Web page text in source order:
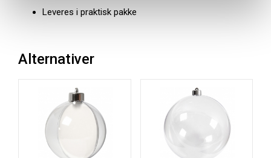
Leveres i praktisk pakke
Alternativer